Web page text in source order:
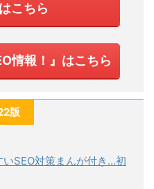
こちら
情報！』はこちら
版
いSEO対策まんが付き…初